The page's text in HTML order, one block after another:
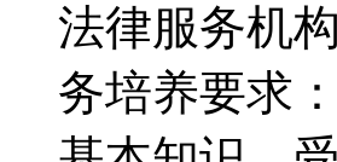
法律服务机
务培养要求